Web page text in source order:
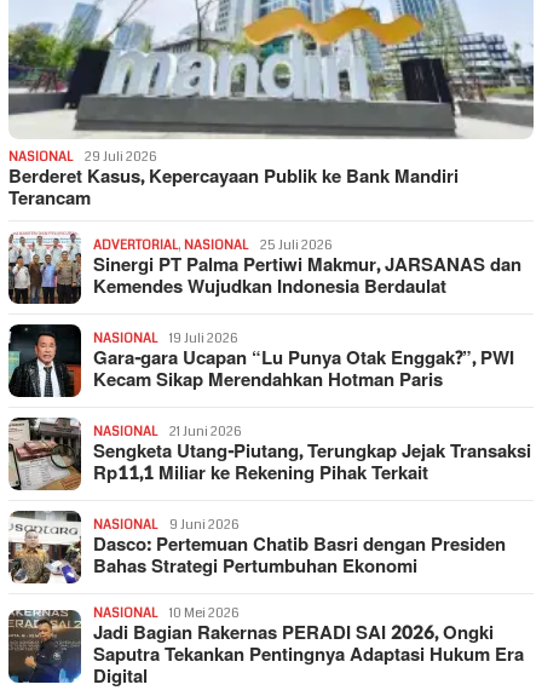
NASIONAL 29 Juli 2026
Berderet Kasus, Kepercayaan Publik ke Bank Mandiri
Terancam
ADVERTORIAL, NASIONAL 25 Juli 2026
Sinergi PT Palma Pertiwi Makmur, JARSANAS dan
Kemendes Wujudkan Indonesia Berdaulat
NASIONAL 19 Juli 2026
Gara-gara Ucapan “Lu Punya Otak Enggak?”, PWI
Kecam Sikap Merendahkan Hotman Paris
NASIONAL 21 Juni 2026
Sengketa Utang-Piutang, Terungkap Jejak Transaksi
Rp11,1 Miliar ke Rekening Pihak Terkait
NASIONAL 9 Juni 2026
Dasco: Pertemuan Chatib Basri dengan Presiden
Bahas Strategi Pertumbuhan Ekonomi
NASIONAL 10 Mei 2026
Jadi Bagian Rakernas PERADI SAI 2026, Ongki
Saputra Tekankan Pentingnya Adaptasi Hukum Era
Digital